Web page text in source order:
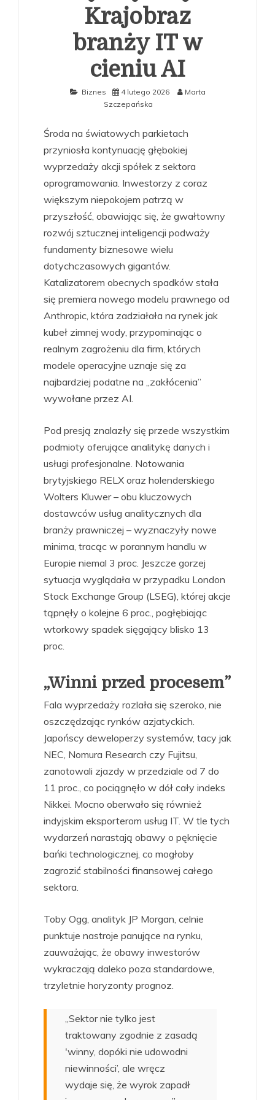
Krajobraz
branży IT w
cieniu AI
Biznes 4 lutego 2026
Marta
Szczepańska
Środa na światowych parkietach
przyniosła kontynuację głębokiej
wyprzedaży akcji spółek z sektora
oprogramowania. Inwestorzy z coraz
większym niepokojem patrzą w
przyszłość, obawiając się, że gwałtowny
rozwój sztucznej inteligencji podważy
fundamenty biznesowe wielu
dotychczasowych gigantów.
Katalizatorem obecnych spadków stała
się premiera nowego modelu prawnego od
Anthropic, która zadziałała na rynek jak
kubeł zimnej wody, przypominając o
realnym zagrożeniu dla firm, których
modele operacyjne uznaje się za
najbardziej podatne na „zakłócenia”
wywołane przez AI.
Pod presją znalazły się przede wszystkim
podmioty oferujące analitykę danych i
usługi profesjonalne. Notowania
brytyjskiego RELX oraz holenderskiego
Wolters Kluwer – obu kluczowych
dostawców usług analitycznych dla
branży prawniczej – wyznaczyły nowe
minima, tracąc w porannym handlu w
Europie niemal 3 proc. Jeszcze gorzej
sytuacja wyglądała w przypadku London
Stock Exchange Group (LSEG), której akcje
tąpnęły o kolejne 6 proc., pogłębiając
wtorkowy spadek sięgający blisko 13
proc.
„Winni przed procesem”
Fala wyprzedaży rozlała się szeroko, nie
oszczędzając rynków azjatyckich.
Japońscy deweloperzy systemów, tacy jak
NEC, Nomura Research czy Fujitsu,
zanotowali zjazdy w przedziale od 7 do
11 proc., co pociągnęło w dół cały indeks
Nikkei. Mocno oberwało się również
indyjskim eksporterom usług IT. W tle tych
wydarzeń narastają obawy o pęknięcie
bańki technologicznej, co mogłoby
zagrozić stabilności finansowej całego
sektora.
Toby Ogg, analityk JP Morgan, celnie
punktuje nastroje panujące na rynku,
zauważając, że obawy inwestorów
wykraczają daleko poza standardowe,
trzyletnie horyzonty prognoz.
„Sektor nie tylko jest
traktowany zgodnie z zasadą
'winny, dopóki nie udowodni
niewinności’, ale wręcz
wydaje się, że wyrok zapadł